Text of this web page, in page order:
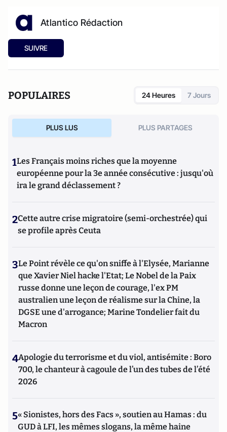
Atlantico Rédaction
SUIVRE
POPULAIRES 24 Heures 7 Jours
PLUS LUS PLUS PARTAGES
1Les Français moins riches que la moyenne
européenne pour la 3e année consécutive : jusqu'où
ira le grand déclassement ?
2Cette autre crise migratoire (semi-orchestrée) qui
se profile après Ceuta
3Le Point révèle ce qu'on sniffe à l'Elysée, Marianne
que Xavier Niel hacke l'Etat; Le Nobel de la Paix
russe donne une leçon de courage, l'ex PM
australien une leçon de réalisme sur la Chine, la
DGSE une d'arrogance; Marine Tondelier fait du
Macron
4Apologie du terrorisme et du viol, antisémite : Boro
700, le chanteur à cagoule de l’un des tubes de l’été
2026
5« Sionistes, hors des Facs », soutien au Hamas : du
GUD à LFI, les mêmes slogans, la même haine